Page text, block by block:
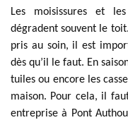
Les moisissures et
dégradent souvent le
pris au soin, il est
dès qu’il le faut. En
tuiles ou encore les
maison. Pour cela, il
entreprise à Pont